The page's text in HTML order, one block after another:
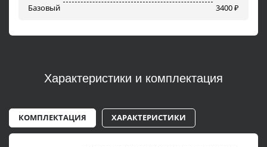
Базовый 3400 ₽
Характеристики и комплектация
КОМПЛЕКТАЦИЯ ХАРАКТЕРИСТИКИ